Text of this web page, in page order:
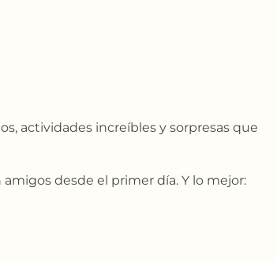
actividades increíbles y sorpresas que
desde el primer día. Y lo mejor: